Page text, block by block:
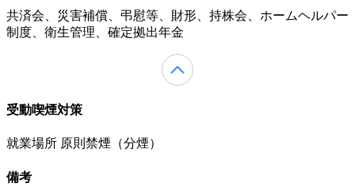
共済会、災害補償、弔慰等、財形、持株会、ホームヘルパー
制度、衛生管理、確定拠出年金
受動喫煙対策
就業場所 原則禁煙（分煙）
備考